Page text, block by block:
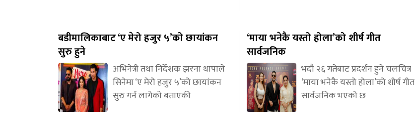
बडीमालिकाबाट ‘ए मेरो हजुर ५’को छायांकन
सुरु हुने
अभिनेत्री तथा निर्देशक झरना थापाले
सिनेमा ‘ए मेरो हजुर ५’को छायांकन
सुरु गर्न लागेको बताएकी
‘माया भनेकै यस्तो होला’को शीर्ष गीत
सार्वजनिक
भदौ २६ गतेबाट प्रदर्शन हुने चलचित्र
‘माया भनेकै यस्तो होला’को शीर्ष गीत
सार्वजनिक भएको छ